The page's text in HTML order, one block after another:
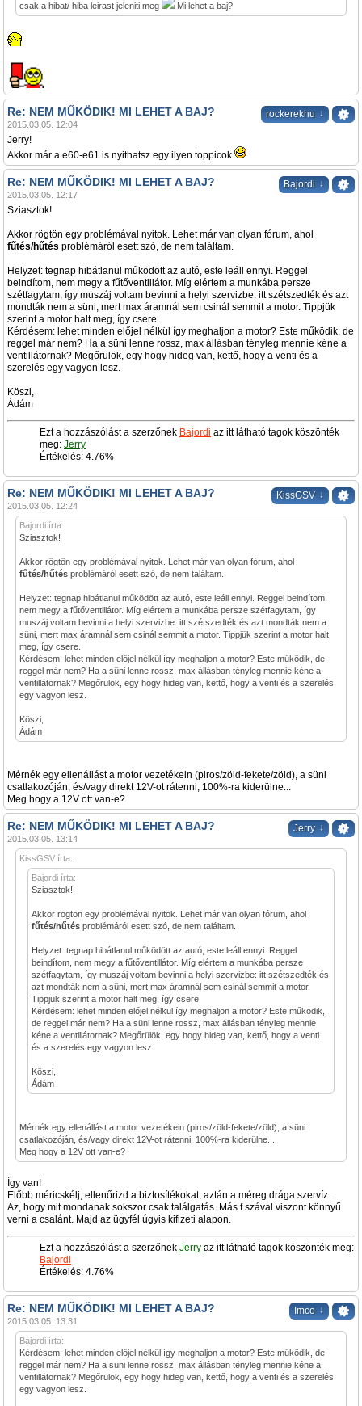
csak a hibat/ hiba leirast jeleniti meg
Mi lehet a baj?
rockerekhu ↓
Re: NEM MŰKÖDIK! MI LEHET A BAJ?
2015.03.05. 12:04
Jerry!
Akkor már a e60-e61 is nyithatsz egy ilyen toppicok
Bajordi ↓
Re: NEM MŰKÖDIK! MI LEHET A BAJ?
2015.03.05. 12:17
Sziasztok!
Akkor rögtön egy problémával nyitok. Lehet már van olyan fórum, ahol
fűtés/hűtés problémáról esett szó, de nem találtam.
Helyzet: tegnap hibátlanul működött az autó, este leáll ennyi. Reggel
beindítom, nem megy a fűtőventillátor. Míg elértem a munkába persze
szétfagytam, így muszáj voltam bevinni a helyi szervizbe: itt szétszedték és azt
mondták nem a süni, mert max áramnál sem csinál semmit a motor. Tippjük
szerint a motor halt meg, így csere.
Kérdésem: lehet minden előjel nélkül így meghaljon a motor? Este működik, de
reggel már nem? Ha a süni lenne rossz, max állásban tényleg mennie kéne a
ventillátornak? Megőrülök, egy hogy hideg van, kettő, hogy a venti és a
szerelés egy vagyon lesz.
Köszi,
Ádám
Ezt a hozzászólást a szerzőnek Bajordi az itt látható tagok köszönték
meg: Jerry
Értékelés: 4.76%
KissGSV ↓
Re: NEM MŰKÖDIK! MI LEHET A BAJ?
2015.03.05. 12:24
Bajordi írta:
Sziasztok!
Akkor rögtön egy problémával nyitok. Lehet már van olyan fórum, ahol
fűtés/hűtés problémáról esett szó, de nem találtam.
Helyzet: tegnap hibátlanul működött az autó, este leáll ennyi. Reggel beindítom,
nem megy a fűtőventillátor. Míg elértem a munkába persze szétfagytam, így
muszáj voltam bevinni a helyi szervizbe: itt szétszedték és azt mondták nem a
süni, mert max áramnál sem csinál semmit a motor. Tippjük szerint a motor halt
meg, így csere.
Kérdésem: lehet minden előjel nélkül így meghaljon a motor? Este működik, de
reggel már nem? Ha a süni lenne rossz, max állásban tényleg mennie kéne a
ventillátornak? Megőrülök, egy hogy hideg van, kettő, hogy a venti és a szerelés
egy vagyon lesz.
Köszi,
Ádám
Mérnék egy ellenállást a motor vezetékein (piros/zöld-fekete/zöld), a süni
csatlakozóján, és/vagy direkt 12V-ot rátenni, 100%-ra kiderülne...
Meg hogy a 12V ott van-e?
Jerry ↓
Re: NEM MŰKÖDIK! MI LEHET A BAJ?
2015.03.05. 13:14
KissGSV írta:
Bajordi írta:
Sziasztok!
Akkor rögtön egy problémával nyitok. Lehet már van olyan fórum, ahol
fűtés/hűtés problémáról esett szó, de nem találtam.
Helyzet: tegnap hibátlanul működött az autó, este leáll ennyi. Reggel
beindítom, nem megy a fűtőventillátor. Míg elértem a munkába persze
szétfagytam, így muszáj voltam bevinni a helyi szervizbe: itt szétszedték és
azt mondták nem a süni, mert max áramnál sem csinál semmit a motor.
Tippjük szerint a motor halt meg, így csere.
Kérdésem: lehet minden előjel nélkül így meghaljon a motor? Este működik,
de reggel már nem? Ha a süni lenne rossz, max állásban tényleg mennie
kéne a ventillátornak? Megőrülök, egy hogy hideg van, kettő, hogy a venti
és a szerelés egy vagyon lesz.
Köszi,
Ádám
Mérnék egy ellenállást a motor vezetékein (piros/zöld-fekete/zöld), a süni
csatlakozóján, és/vagy direkt 12V-ot rátenni, 100%-ra kiderülne...
Meg hogy a 12V ott van-e?
Így van!
Előbb méricskélj, ellenőrizd a biztosítékokat, aztán a méreg drága szervíz.
Az, hogy mit mondanak sokszor csak találgatás. Más f.szával viszont könnyű
verni a csalánt. Majd az ügyfél úgyis kifizeti alapon.
Ezt a hozzászólást a szerzőnek Jerry az itt látható tagok köszönték meg:
Bajordi
Értékelés: 4.76%
Imco ↓
Re: NEM MŰKÖDIK! MI LEHET A BAJ?
2015.03.05. 13:31
Bajordi írta:
Kérdésem: lehet minden előjel nélkül így meghaljon a motor? Este működik, de
reggel már nem? Ha a süni lenne rossz, max állásban tényleg mennie kéne a
ventillátornak? Megőrülök, egy hogy hideg van, kettő, hogy a venti és a szerelés
egy vagyon lesz.